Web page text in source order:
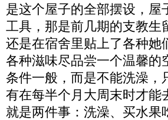
是这个屋子的全部摆设，
工具，那是前几期的支教生
还是在宿舍里贴上了各种她
各种滋味尽品尝一个温馨的
条件一般，而是不能洗澡，
有在每半个月大周末时才能
就是两件事：洗澡、买水果